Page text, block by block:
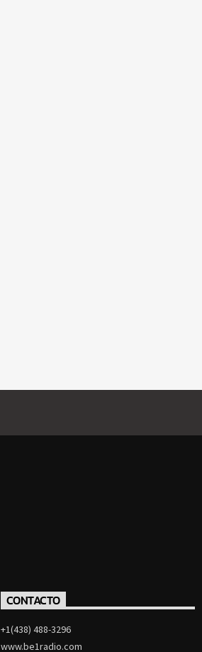
CONTACTO
+1(438) 488-3296
www.be1radio.com